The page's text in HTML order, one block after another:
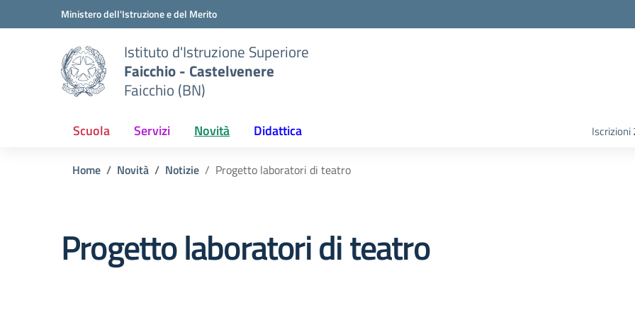
Vai ai contenuti
Vai al menu di navigazioneMinistero dell'Istruzione e del Merito
Istituto d'Istruzione Superiore
Faicchio - Castelvenere
Faicchio (BN)
Scuola Servizi Novità Didattica
Home Novità Notizie Progetto laboratori di teatro
Progetto laboratori di teatro